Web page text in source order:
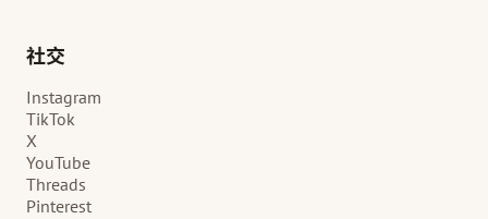
社交
Instagram
TikTok
X
YouTube
Threads
Pinterest